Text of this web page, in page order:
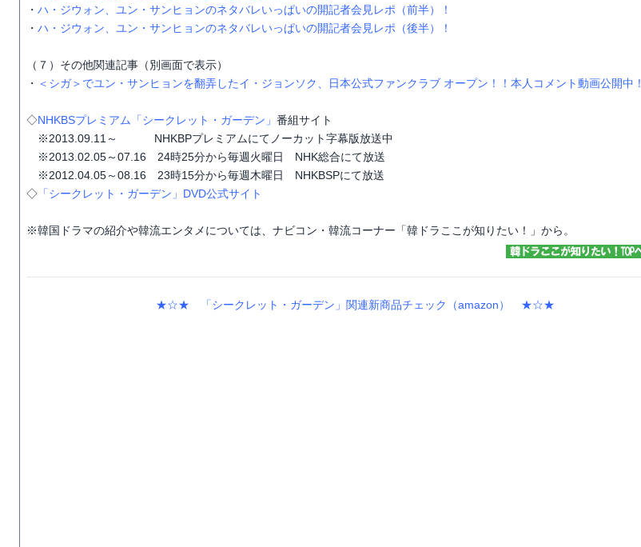
・ ハ・ジウォン、ユン・サンヒョンのネタバレいっぱいの開記者会見レポ（前半）！
・ ハ・ジウォン、ユン・サンヒョンのネタバレいっぱいの開記者会見レポ（後半）！
（７）その他関連記事（別画面で表示）
・ ＜シガ＞でユン・サンヒョンを翻弄したイ・ジョンソク、日本公式ファンクラブ オープン！！本人コメント動画公開中！
◇NHKBSプレミアム「シークレット・ガーデン」 番組サイト
※2013.09.11～ NHKBPプレミアムにてノーカット字幕版放送中
※2013.02.05～07.16 24時25分から毎週火曜日 NHK総合にて放送
※2012.04.05～08.16 23時15分から毎週木曜日 NHKBSPにて放送
◇ 「シークレット・ガーデン」DVD公式サイト
※韓国ドラマの紹介や韓流エンタメについては、ナビコン・韓流コーナー「韓ドラここが知りたい！」から。
★☆★ 「シークレット・ガーデン」関連新商品チェック（amazon） ★☆★